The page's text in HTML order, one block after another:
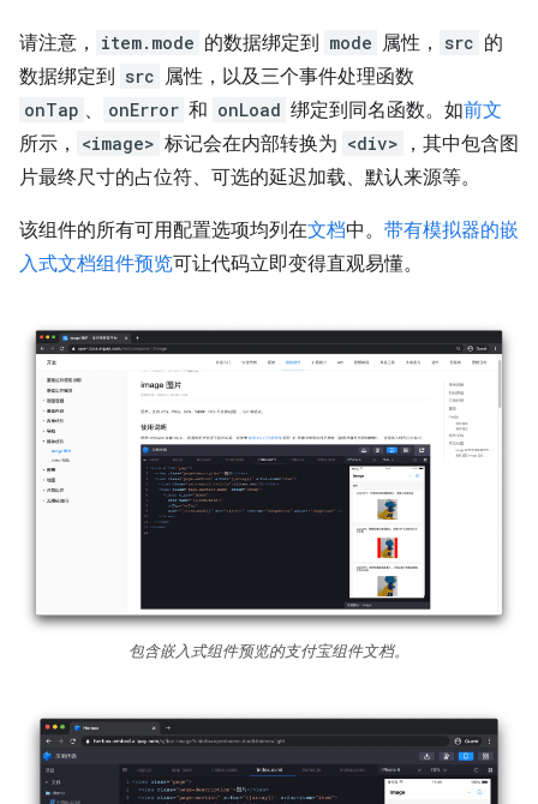
请注意， item.mode 的数据绑定到 mode 属性， src 的
数据绑定到 src 属性，以及三个事件处理函数
onTap 、 onError 和 onLoad 绑定到同名函数。如前文
所示，
<image> 标记会在内部转换为 <div>
，其中包含图
片最终尺寸的占位符、可选的延迟加载、默认来源等。
该组件的所有可用配置选项均列在文档中。 带有模拟器的嵌
入式文档组件预览可让代码立即变得直观易懂。
包含嵌入式组件预览的支付宝组件文档。